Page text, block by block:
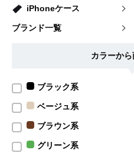
iPhoneケース
ブランド一覧
カラーか
ブラック系
ベージュ系
ブラウン系
グリーン系